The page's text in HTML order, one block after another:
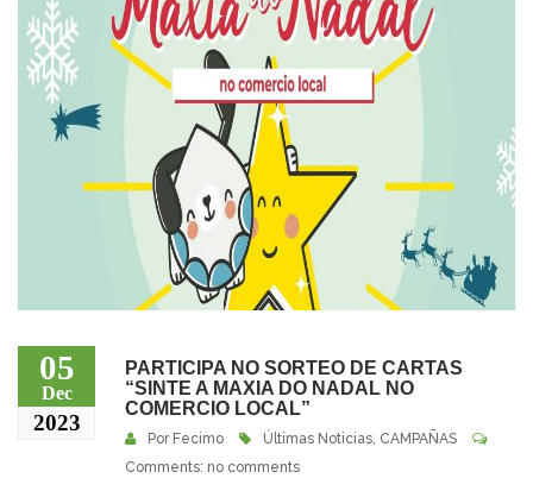
05
Dec
2023
PARTICIPA NO SORTEO DE CARTAS
“SINTE A MAXIA DO NADAL NO
COMERCIO LOCAL”
Por Fecimo Últimas Noticias, CAMPAÑAS
Comments: no comments